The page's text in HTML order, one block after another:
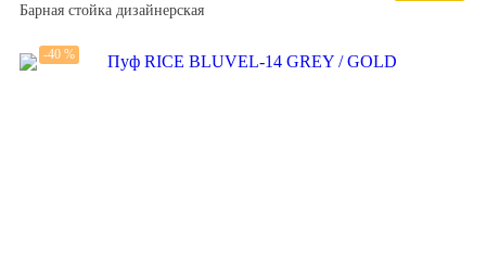
Барная стойка дизайнерская
-40 %